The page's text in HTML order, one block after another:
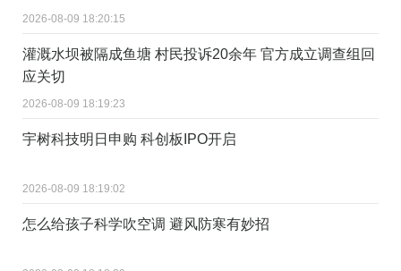
2026-08-09 18:20:15
灌溉水坝被隔成鱼塘 村民投诉20余年 官方成立调查组回
应关切
2026-08-09 18:19:23
宇树科技明日申购 科创板IPO开启
2026-08-09 18:19:02
怎么给孩子科学吹空调 避风防寒有妙招